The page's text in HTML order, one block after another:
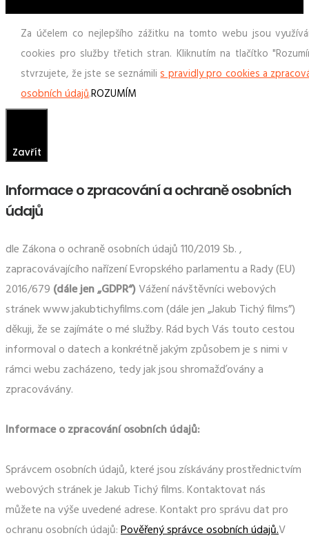
Za účelem co nejlepšího zážitku na tomto webu jsou
cookies pro služby třetich stran. Kliknutím na tlačítko
stvrzujete, že jste se seznámilis pravidly pro cookies a
osobních údajů.ROZUMÍM
Zavřít
Informace o zpracování a ochraně osobních
údajů
dle Zákona o ochraně osobních údajů 110/2019 Sb. ,
zapracovávajícího nařízení Evropského parlamentu a Rady (EU)
2016/679 (dále jen „GDPR“)Vážení návštěvníci webových
stránek www.jakubtichyfilms.com (dále jen „Jakub Tichý films”)
děkuji, že se zajímáte o mé služby. Rád bych Vás touto cestou
informoval o datech a konkrétně jakým způsobem je s nimi v
rámci webu zacházeno, tedy jak jsou shromažďovány a
zpracovávány.
Informace o zpracování osobních údajů:
Správcem osobních údajů, které jsou získávány prostřednictvím
webových stránek je Jakub Tichý films. Kontaktovat nás
můžete na výše uvedené adrese. Kontakt pro správu dat pro
ochranu osobních údajů:Pověřený správce osobních údajů.V